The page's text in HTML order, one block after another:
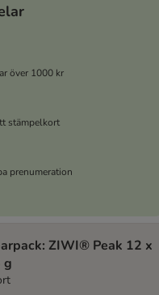
över 1000 kr
stämpelkort
prenumeration
ZIWI® Peak 12 x
g